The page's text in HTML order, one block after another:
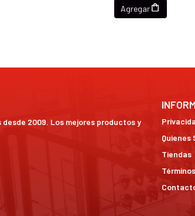
Agregar
2009. Los mejores productos y
Quienes
Tiendas